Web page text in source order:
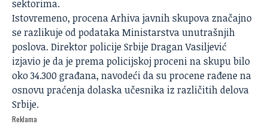
sektorima.
Istovremeno, procena Arhiva javnih skupova značajno
se razlikuje od podataka Ministarstva unutrašnjih
poslova. Direktor policije Srbije Dragan Vasiljević
izjavio je da je prema policijskoj proceni na skupu bilo
oko 34.300 građana, navodeći da su procene rađene na
osnovu praćenja dolaska učesnika iz različitih delova
Srbije.
Reklama